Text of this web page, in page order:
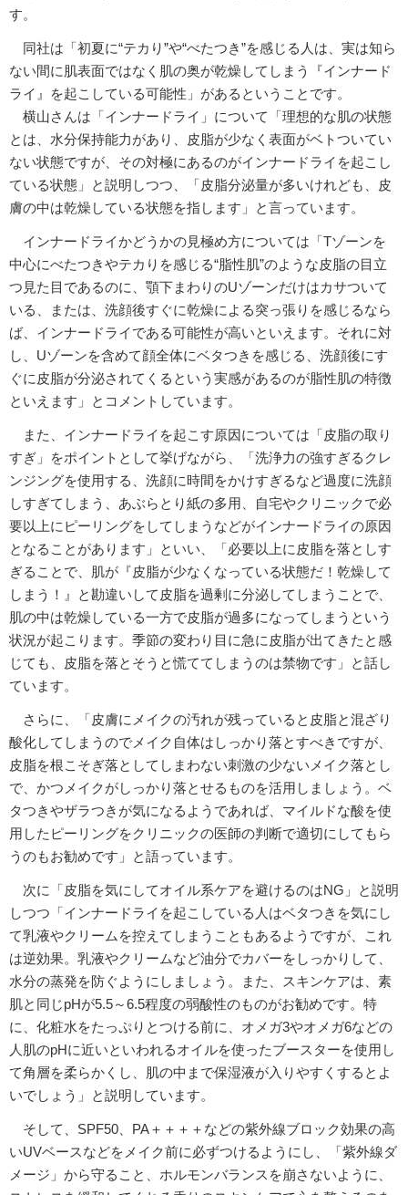
す。
同社は「初夏に“テカり”や“べたつき”を感じる人は、実は知ら
ない間に肌表面ではなく肌の奥が乾燥してしまう『インナード
ライ』を起こしている可能性」があるということです。
横山さんは「インナードライ」について「理想的な肌の状態
とは、水分保持能力があり、皮脂が少なく表面がベトついてい
ない状態ですが、その対極にあるのがインナードライを起こし
ている状態」と説明しつつ、「皮脂分泌量が多いけれども、皮
膚の中は乾燥している状態を指します」と言っています。
インナードライかどうかの見極め方については「Tゾーンを
中心にべたつきやテカりを感じる“脂性肌”のような皮脂の目立
つ見た目であるのに、顎下まわりのUゾーンだけはカサついて
いる、または、洗顔後すぐに乾燥による突っ張りを感じるなら
ば、インナードライである可能性が高いといえます。それに対
し、Uゾーンを含めて顔全体にベタつきを感じる、洗顔後にす
ぐに皮脂が分泌されてくるという実感があるのが脂性肌の特徴
といえます」とコメントしています。
また、インナードライを起こす原因については「皮脂の取り
すぎ」をポイントとして挙げながら、「洗浄力の強すぎるクレ
ンジングを使用する、洗顔に時間をかけすぎるなど過度に洗顔
しすぎてしまう、あぶらとり紙の多用、自宅やクリニックで必
要以上にピーリングをしてしまうなどがインナードライの原因
となることがあります」といい、「必要以上に皮脂を落としす
ぎることで、肌が『皮脂が少なくなっている状態だ！乾燥して
しまう！』と勘違いして皮脂を過剰に分泌してしまうことで、
肌の中は乾燥している一方で皮脂が過多になってしまうという
状況が起こります。季節の変わり目に急に皮脂が出てきたと感
じても、皮脂を落とそうと慌ててしまうのは禁物です」と話し
ています。
さらに、「皮膚にメイクの汚れが残っていると皮脂と混ざり
酸化してしまうのでメイク自体はしっかり落とすべきですが、
皮脂を根こそぎ落としてしまわない刺激の少ないメイク落とし
で、かつメイクがしっかり落とせるものを活用しましょう。ベ
タつきやザラつきが気になるようであれば、マイルドな酸を使
用したピーリングをクリニックの医師の判断で適切にしてもら
うのもお勧めです」と語っています。
次に「皮脂を気にしてオイル系ケアを避けるのはNG」と説明
しつつ「インナードライを起こしている人はベタつきを気にし
て乳液やクリームを控えてしまうこともあるようですが、これ
は逆効果。乳液やクリームなど油分でカバーをしっかりして、
水分の蒸発を防ぐようにしましょう。また、スキンケアは、素
肌と同じpHが5.5～6.5程度の弱酸性のものがお勧めです。特
に、化粧水をたっぷりとつける前に、オメガ3やオメガ6などの
人肌のpHに近いといわれるオイルを使ったブースターを使用し
て角層を柔らかくし、肌の中まで保湿液が入りやすくするとよ
いでしょう」と説明しています。
そして、SPF50、PA＋＋＋＋などの紫外線ブロック効果の高
いUVベースなどをメイク前に必ずつけるようにし、「紫外線ダ
メージ」から守ること、ホルモンバランスを崩さないように、